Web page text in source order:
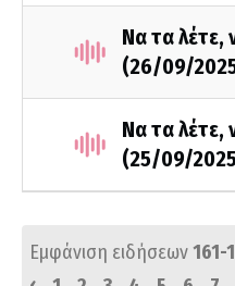
Να τα λέτε,
(26/09/
Να τα λέτε,
(25/09/
Εμφάνιση ειδήσεων161-